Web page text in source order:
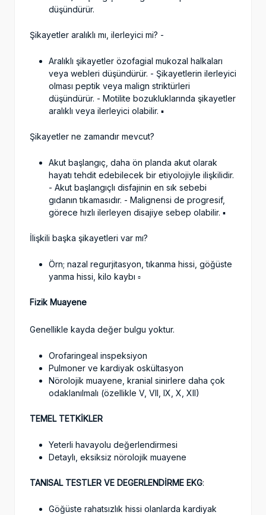
düşündürür.
Şikayetler aralıklı mı, ilerleyici mi? -
Aralıklı şikayetler özofagial mukozal halkaları
veya webleri düşündürür. - Şikayetlerin ilerleyici
olması peptik veya malign striktürleri
düşündürür. - Motilite bozukluklarında şikayetler
aralıklı veya ilerleyici olabilir. ▪️
Şikayetler ne zamandır mevcut?
Akut başlangıç, daha ön planda akut olarak
hayatı tehdit edebilecek bir etiyolojiyle ilişkilidir.
- Akut başlangıçlı disfajinin en sık sebebi
gıdanın tıkamasıdır. - Malignensi de progresif,
görece hızlı ilerleyen disajiye sebep olabilir. ▪️
İlişkili başka şikayetleri var mı?
Örn; nazal regurjitasyon, tıkanma hissi, göğüste
yanma hissi, kilo kaybı ▫️
Fizik Muayene
Genellikle kayda değer bulgu yoktur.
Orofaringeal inspeksiyon
Pulmoner ve kardiyak oskültasyon
Nörolojik muayene, kranial sinirlere daha çok
odaklanılmalı (özellikle V, VII, IX, X, XII)
TEMEL TETKİKLER
Yeterli havayolu değerlendirmesi
Detaylı, eksiksiz nörolojik muayene
TANISAL TESTLER VE DEGERLENDİRME EKG:
Göğüste rahatsızlık hissi olanlarda kardiyak